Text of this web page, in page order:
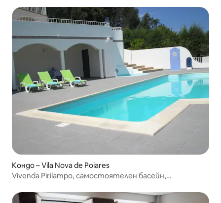
Кондо – Vila Nova de Poiares
Vivenda Pirilampo, самостоятелен басейн,